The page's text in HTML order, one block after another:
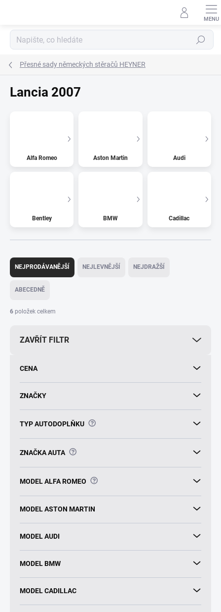
Hledat
Přesné sady německých stěračů HEYNER
Lancia 2007
Alfa Romeo Aston Martin Audi
Bentley BMW Cadillac
Ř
z
í
NEJPRODÁVANĚJŠÍ NEJLEVNĚJŠÍ NEJDRAŽŠÍ
ABECEDNĚ
6 položek celkem
ZAVŘÍT FILTR
CENA
ZNAČKY
TYP AUTODOPLŇKU ?
ZNAČKA AUTA ?
MODEL ALFA ROMEO ?
MODEL ASTON MARTIN
MODEL AUDI
MODEL BMW
MODEL CADILLAC